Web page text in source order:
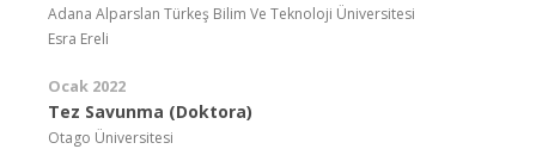
Adana Alparslan Türkeş Bilim Ve Teknoloji Üniversitesi
Esra Ereli
Ocak 2022
Tez Savunma (Doktora)
Otago Üniversitesi